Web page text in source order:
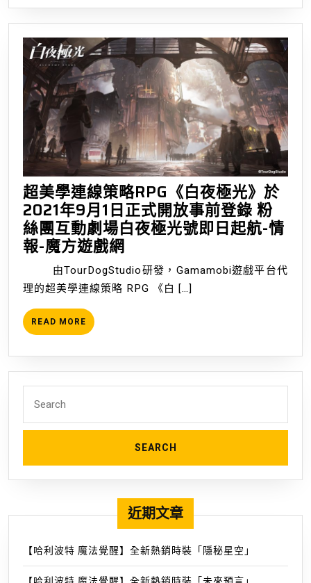
限
定
活
動
「新
聞
工
作
者
偵
探
潛
入
士
咖
報-
魔
方
戲
網
超美學連線策略RPG《白夜極光》於
2021年9月1日正式開放事前登錄 粉
絲團互動劇場白夜極光號即日起航-情
報-魔方遊戲網
美
學
連
略
RPG《白
夜
光》
於
2021
年
9
月
1
日
正
由TourDogStudio研發，Gamamobi遊戲平台代
理的超美學連線策略 RPG 《白 […]
READ MORE READ
MORE
for:
近期文章
【哈利波特 魔法覺醒】全新熱銷時裝「隱秘星空」